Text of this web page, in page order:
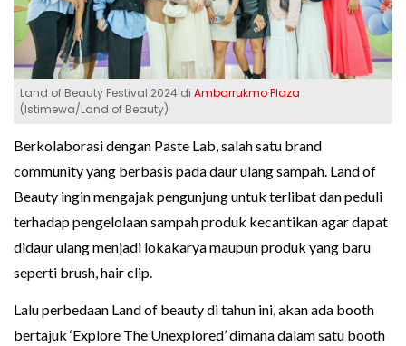
Land of Beauty Festival 2024 di Ambarrukmo Plaza
(Istimewa/Land of Beauty)
Berkolaborasi dengan Paste Lab, salah satu brand
community yang berbasis pada daur ulang sampah. Land of
Beauty ingin mengajak pengunjung untuk terlibat dan peduli
terhadap pengelolaan sampah produk kecantikan agar dapat
didaur ulang menjadi lokakarya maupun produk yang baru
seperti brush, hair clip.
Lalu perbedaan Land of beauty di tahun ini, akan ada booth
bertajuk ‘Explore The Unexplored’ dimana dalam satu booth